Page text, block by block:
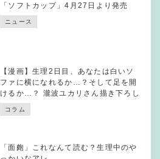
「ソフトカップ」4月27日より発売
ニュース
【漫画】生理2日目、あなたは白いソ
ファに横になれるか…？そして足を開
けるか…？ 瀧波ユカリさん描き下ろし
コラム
「面皰」これなんて読む？生理中のや